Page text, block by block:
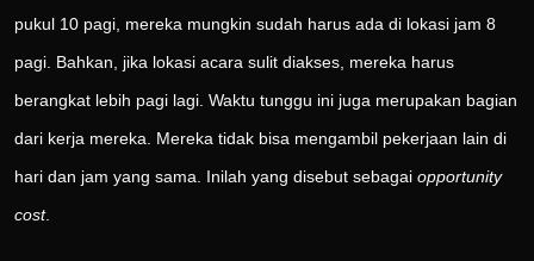
pukul 10 pagi, mereka mungkin sudah harus ada di lokasi jam 8
pagi. Bahkan, jika lokasi acara sulit diakses, mereka harus
berangkat lebih pagi lagi. Waktu tunggu ini juga merupakan bagian
dari kerja mereka. Mereka tidak bisa mengambil pekerjaan lain di
hari dan jam yang sama. Inilah yang disebut sebagai opportunity
cost.